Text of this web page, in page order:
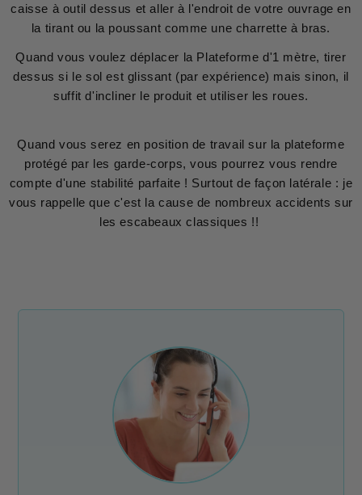
caisse à outil dessus et aller à l'endroit de votre ouvrage en
la tirant ou la poussant comme une charrette à bras.
Quand vous voulez déplacer la Plateforme d'1 mètre, tirer
dessus si le sol est glissant (par expérience) mais sinon, il
suffit d'incliner le produit et utiliser les roues.
Quand vous serez en position de travail sur la plateforme
protégé par les garde-corps, vous pourrez vous rendre
compte d'une stabilité parfaite ! Surtout de façon latérale : je
vous rappelle que c'est la cause de nombreux accidents sur
les escabeaux classiques !!